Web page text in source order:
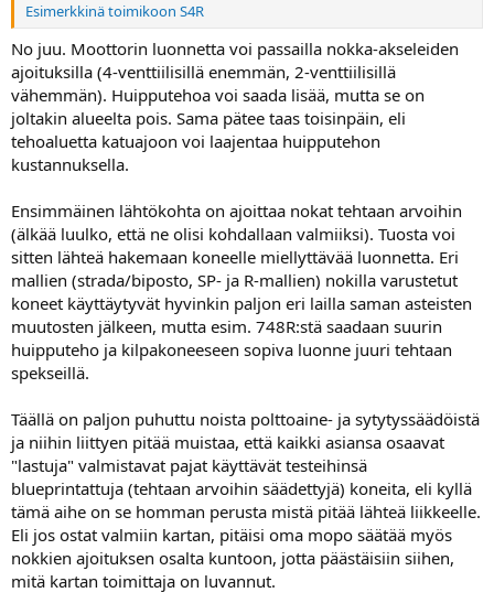
Esimerkkinä toimikoon S4R
No juu. Moottorin luonnetta voi passailla nokka-akseleiden
ajoituksilla (4-venttiilisillä enemmän, 2-venttiilisillä
vähemmän). Huipputehoa voi saada lisää, mutta se on
joltakin alueelta pois. Sama pätee taas toisinpäin, eli
tehoaluetta katuajoon voi laajentaa huipputehon
kustannuksella.
Ensimmäinen lähtökohta on ajoittaa nokat tehtaan arvoihin
(älkää luulko, että ne olisi kohdallaan valmiiksi). Tuosta voi
sitten lähteä hakemaan koneelle miellyttävää luonnetta. Eri
mallien (strada/biposto, SP- ja R-mallien) nokilla varustetut
koneet käyttäytyvät hyvinkin paljon eri lailla saman asteisten
muutosten jälkeen, mutta esim. 748R:stä saadaan suurin
huipputeho ja kilpakoneeseen sopiva luonne juuri tehtaan
spekseillä.
Täällä on paljon puhuttu noista polttoaine- ja sytytyssäädöistä
ja niihin liittyen pitää muistaa, että kaikki asiansa osaavat
"lastuja" valmistavat pajat käyttävät testeihinsä
blueprintattuja (tehtaan arvoihin säädettyjä) koneita, eli kyllä
tämä aihe on se homman perusta mistä pitää lähteä liikkeelle.
Eli jos ostat valmiin kartan, pitäisi oma mopo säätää myös
nokkien ajoituksen osalta kuntoon, jotta päästäisiin siihen,
mitä kartan toimittaja on luvannut.